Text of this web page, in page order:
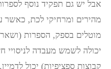
אבל יש גם תפקיד נוסף
מהירים ומרחיקי לכת, כאשר
מוטלים בספק, הספרות (ושאר
יכולה לשמש מעבדה לניסויי
קבוצות ספציפיות) יכול